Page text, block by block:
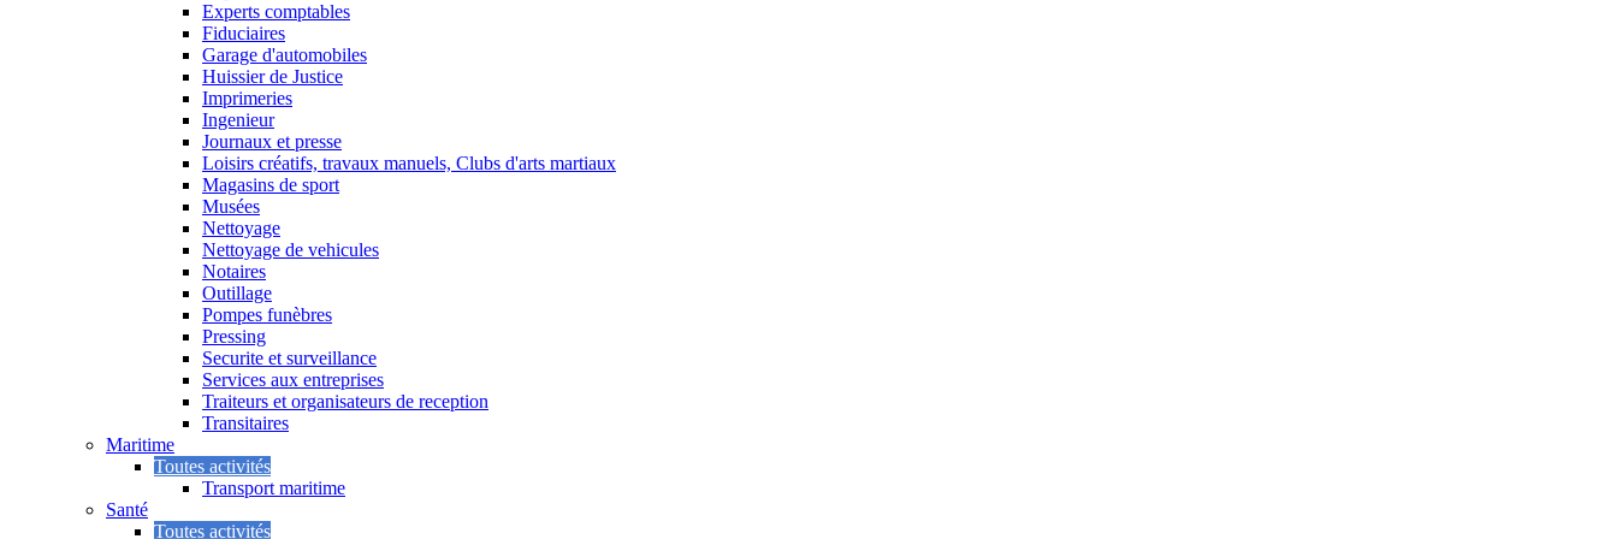
Experts comptables
Fiduciaires
Garage d'automobiles
Huissier de Justice
Imprimeries
Ingenieur
Journaux et presse
Loisirs créatifs, travaux manuels, Clubs d'arts martiaux
Magasins de sport
Musées
Nettoyage
Nettoyage de vehicules
Notaires
Outillage
Pompes funèbres
Pressing
Securite et surveillance
Services aux entreprises
Traiteurs et organisateurs de reception
Transitaires
Maritime
Toutes activités
Transport maritime
Santé
Toutes activités